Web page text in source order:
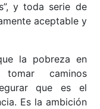
y toda serie de
aceptable y
la pobreza en
caminos
que es el
Es la ambición